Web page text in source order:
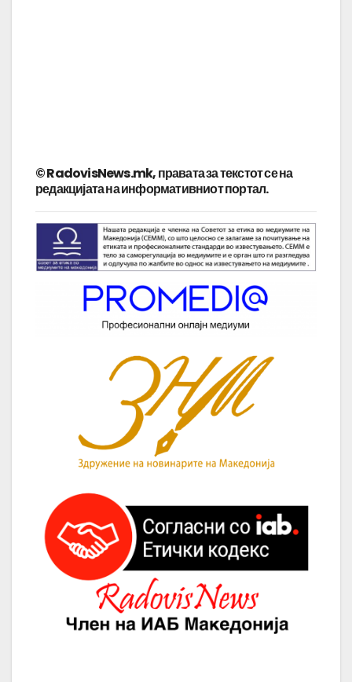
© RadovisNews.mk, правата за текстот се на
редакцијата на информативниот портал.